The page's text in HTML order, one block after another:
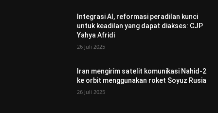
Integrasi AI, reformasi peradilan kunci
untuk keadilan yang dapat diakses: CJP
Yahya Afridi
26 Juli 2025
Iran mengirim satelit komunikasi Nahid-2
ke orbit menggunakan roket Soyuz Rusia
26 Juli 2025